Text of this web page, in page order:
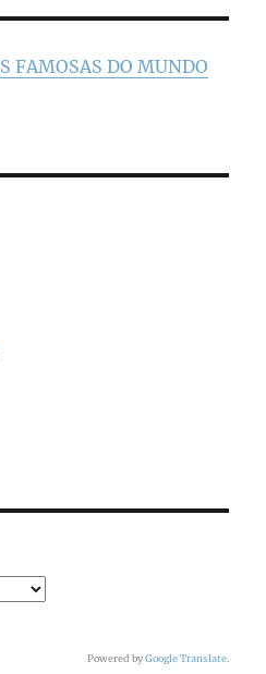
FAMOSAS DO MUNDO
Powered byGoogle Translate.